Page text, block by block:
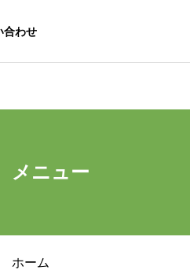
合わせ
アクセス
メニュー
ホーム